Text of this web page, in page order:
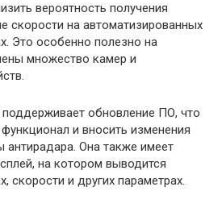
вероятность получения
скорости на автоматизированных
Это особенно полезно на
множество камер и
обновление ПО, что
и вносить изменения
антирадара. Она также имеет
на котором выводится
скорости и других параметрах.